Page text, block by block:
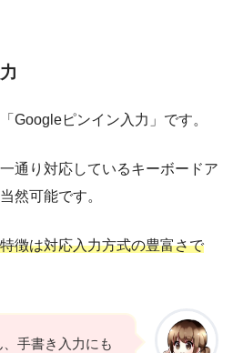
Googleピンイン入力」です。
通り対応しているキーボードア
然可能です。
徴は対応入力方式の豊富さで
手書き入力にも